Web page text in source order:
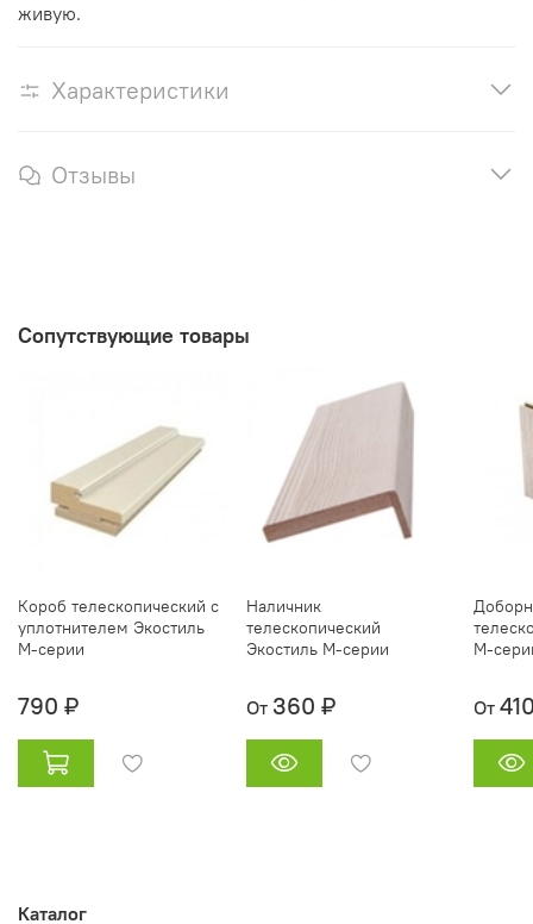
живую.
Характеристики
Отзывы
Сопутствующие товары
Короб телескопический с
уплотнителем Экостиль
М-серии
790 ₽
Наличник
телескопический
Экостиль М-серии
От 360 ₽
М-
От
Каталог